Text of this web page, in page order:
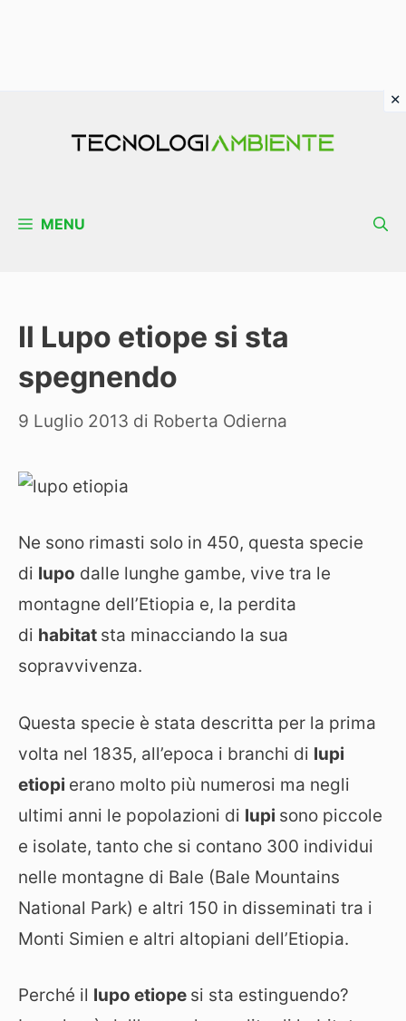
MENU
Il Lupo etiope si sta
spegnendo
9 Luglio 2013 di Roberta Odierna
Ne sono rimasti solo in 450, questa specie
di lupo dalle lunghe gambe, vive tra le
montagne dell’Etiopia e, la perdita
di habitat sta minacciando la sua
sopravvivenza.
Questa specie è stata descritta per la prima
volta nel 1835, all’epoca i branchi di lupi
etiopi erano molto più numerosi ma negli
ultimi anni le popolazioni di lupi sono piccole
e isolate, tanto che si contano 300 individui
nelle montagne di Bale (Bale Mountains
National Park) e altri 150 in disseminati tra i
Monti Simien e altri altopiani dell’Etiopia.
Perché il lupo etiope si sta estinguendo?